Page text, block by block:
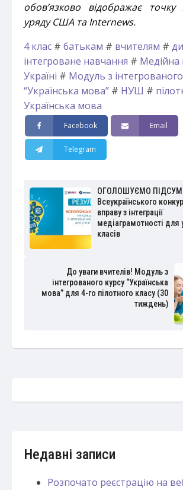
обов’язково відображає точку
уряду США та Internews.
4 клас # батькам # вчителям #
інтегроване навчання # Медійна
Україні # Модуль з
“Українська мова” # НУШ #
Українська мова
Facebook Email
Telegram
ОГОЛОШУЄМО
Всеукраїнського
вправу з інтеграції
медіаграмотності для
класів
До уваги вчителів! Модуль з
інтегрованого курсу “Українська
мова” для 4-го пілотного класу (30
тиждень)
Недавні записи
Розпочато реєстрацію на